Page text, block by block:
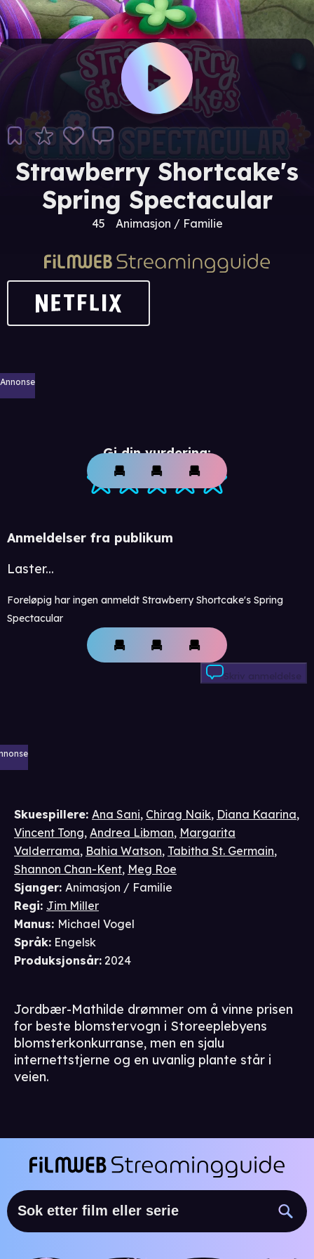
Strawberry Shortcake's
Spring Spectacular
45 Animasjon / Familie
Annonse
Gi din vurdering:
Anmeldelser fra publikum
Laster...
Foreløpig har ingen anmeldt Strawberry Shortcake's Spring
Spectacular
Skriv anmeldelse
Skuespillere: Ana Sani, Chirag Naik, Diana Kaarina,
Vincent Tong, Andrea Libman, Margarita
Valderrama, Bahia Watson, Tabitha St. Germain,
Shannon Chan-Kent, Meg Roe
Sjanger: Animasjon / Familie
Regi: Jim Miller
Manus: Michael Vogel
Språk: Engelsk
Produksjonsår: 2024
Jordbær-Mathilde drømmer om å vinne prisen
for beste blomstervogn i Storeeplebyens
blomsterkonkurranse, men en sjalu
internettstjerne og en uvanlig plante står i
veien.